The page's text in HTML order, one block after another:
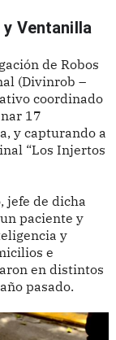
Ventanilla
de Robos
(Divinrob –
coordinado
17
y capturando a
“Los Injertos
jefe de dicha
paciente y
y
e
en distintos
pasado.